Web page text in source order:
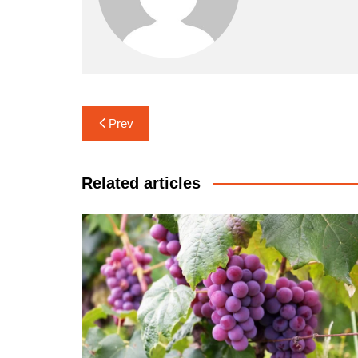
Navigasi
pos
Prev
Related articles